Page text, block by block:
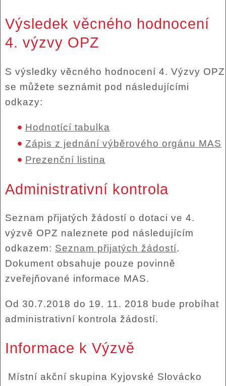
Výsledek věcného hodnocení
4. výzvy OPZ
S výsledky věcného hodnocení 4. Výzvy OPZ
se můžete seznámit pod následujícími
odkazy:
Hodnotící tabulka
Zápis z jednání výběrového orgánu MAS
Prezenční listina
Administrativní kontrola
Seznam přijatých žádostí o dotaci ve 4.
výzvě OPZ naleznete pod následujícím
odkazem: Seznam přijatých žádostí.
Dokument obsahuje pouze povinně
zveřejňované informace MAS.
Od 30.7.2018 do 19. 11. 2018 bude probíhat
administrativní kontrola žádostí.
Informace k Výzvě
Místní akční skupina Kyjovské Slovácko